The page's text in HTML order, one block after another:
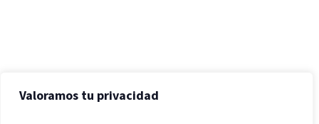
Valoramos tu privacidad